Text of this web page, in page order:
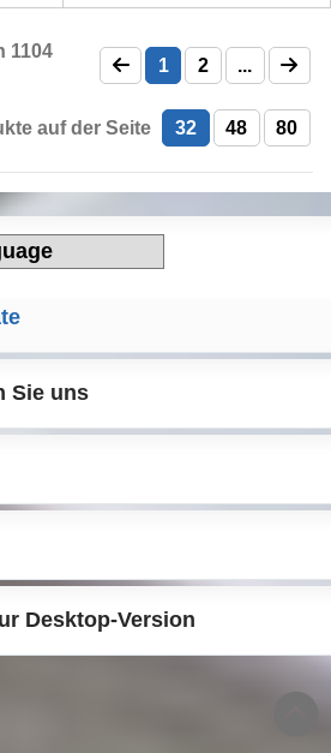
1104
1 2 ...
auf der Seite 32 48 80
Sie uns
Desktop-Version